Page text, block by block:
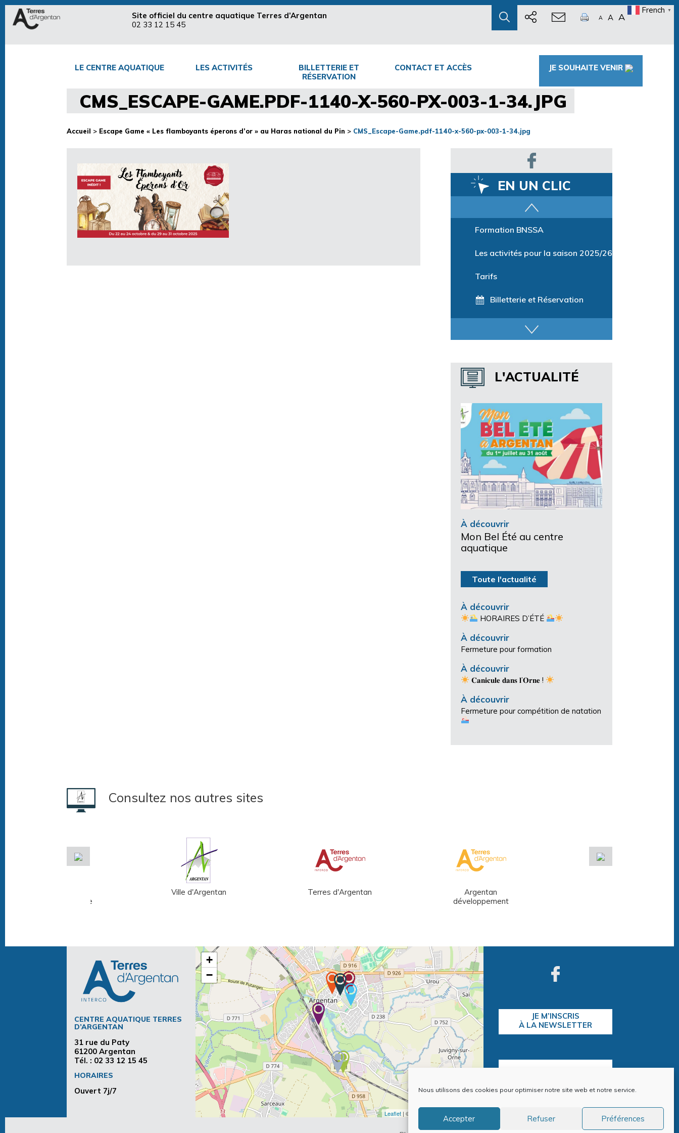
Nous utilisons des cookies pour optimiser notre site web et notre service.
Accepter Refuser Préférences
Site officiel du centre aquatique Terres d’Argentan
02 33 12 15 45
A A A
French ▼
LE CENTRE AQUATIQUE LES ACTIVITÉS
BILLETTERIE ET
RÉSERVATION
CONTACT ET ACCÈS JE SOUHAITE VENIR
CMS_ESCAPE-GAME.PDF-1140-X-560-PX-003-1-34.JPG
Accueil > Escape Game « Les flamboyants éperons d’or » au Haras national du Pin > CMS_Escape-Game.pdf-1140-x-560-px-003-1-34.jpg
EN UN CLIC
Parcours training
Horaires espace détente
L'ACTUALITÉ
À découvrir
Mon Bel Été au centre
aquatique
Toute l'actualité
À découvrir
HORAIRES D’ÉTÉ
À découvrir
Fermeture pour formation
À découvrir
𝐂𝐚𝐧𝐢𝐜𝐮𝐥𝐞 𝐝𝐚𝐧𝐬 𝐥’𝐎𝐫𝐧𝐞 !
À découvrir
Fermeture pour compétition de natation
Consultez nos autres sites
Léger - André Mare
Ville d'Argentan Terres d'Argentan
Argentan
développement
CENTRE AQUATIQUE TERRES
D’ARGENTAN
31 rue du Paty
61200 Argentan
Tél. : 02 33 12 15 45
HORAIRES
Ouvert 7j/7
+
−
Leaflet| ©
JE M’INSCRIS
À LA NEWSLETTER